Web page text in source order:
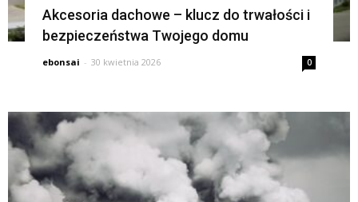
Akcesoria dachowe – klucz do trwałości i
bezpieczeństwa Twojego domu
ebonsai - 30 kwietnia 2026 0